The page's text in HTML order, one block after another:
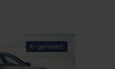
KI-generiert